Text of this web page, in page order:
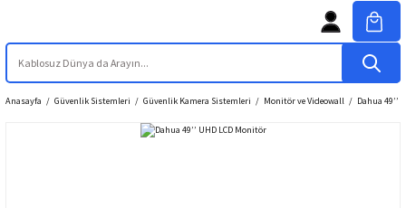
Anasayfa Güvenlik Sistemleri Güvenlik Kamera Sistemleri Monitör ve Videowall Dahua 49’’